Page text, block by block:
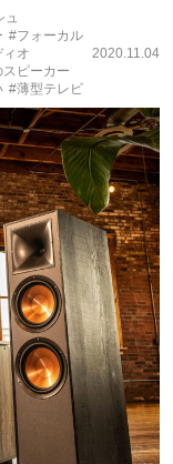
ュ
#フォーカル
オ
ピーカー
#薄型テレビ
2020.11.04